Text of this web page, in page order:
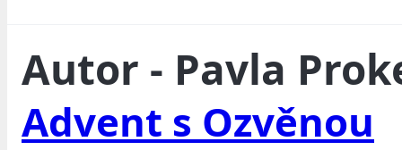
Autor - Pavla
Advent s Ozvěnou